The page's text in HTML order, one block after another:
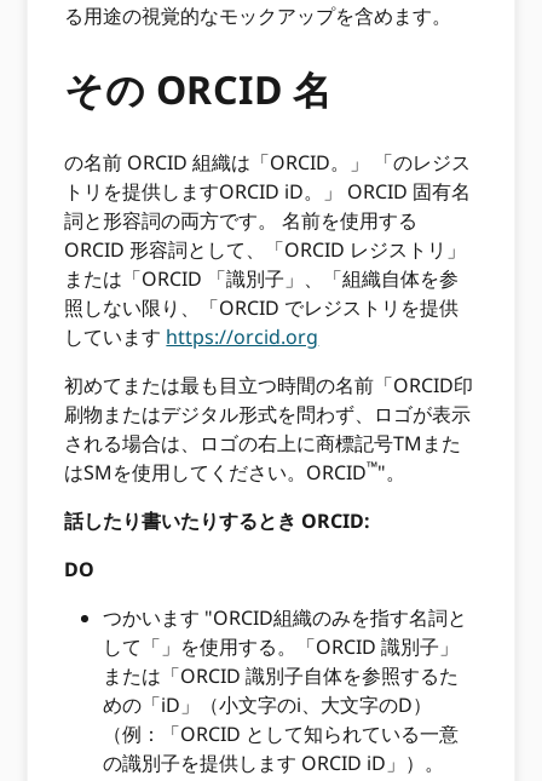
る用途の視覚的なモックアップを含めます。
その ORCID 名
の名前 ORCID 組織は「ORCID。」 「のレジス
トリを提供しますORCID iD。」 ORCID 固有名
詞と形容詞の両方です。 名前を使用する
ORCID 形容詞として、「ORCID レジストリ」
または「ORCID 「識別子」、「組織自体を参
照しない限り、「ORCID でレジストリを提供
しています https://orcid.org
初めてまたは最も目立つ時間の名前「ORCID印
刷物またはデジタル形式を問わず、ロゴが表示
される場合は、ロゴの右上に商標記号TMまた
はSMを使用してください。ORCID™"。
話したり書いたりするとき ORCID:
DO
つかいます "ORCID組織のみを指す名詞と
して「」を使用する。「ORCID 識別子」
または「ORCID 識別子自体を参照するた
めの「iD」（小文字のi、大文字のD）
（例：「ORCID として知られている一意
の識別子を提供します ORCID iD」）。